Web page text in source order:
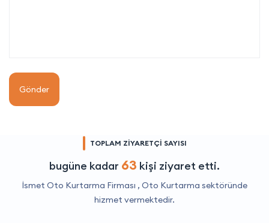
Gönder
TOPLAM ZİYARETÇİ SAYISI
bugüne kadar 63 kişi ziyaret etti.
İsmet Oto Kurtarma Firması , Oto Kurtarma sektöründe
hizmet vermektedir.